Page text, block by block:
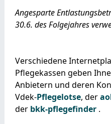
Angesparte
30.6. des Folgejahres
Verschiedene
Pflegekassen geben
Anbietern und deren
Vdek-Pflegelotse, der
der bkk-pflegefinder.